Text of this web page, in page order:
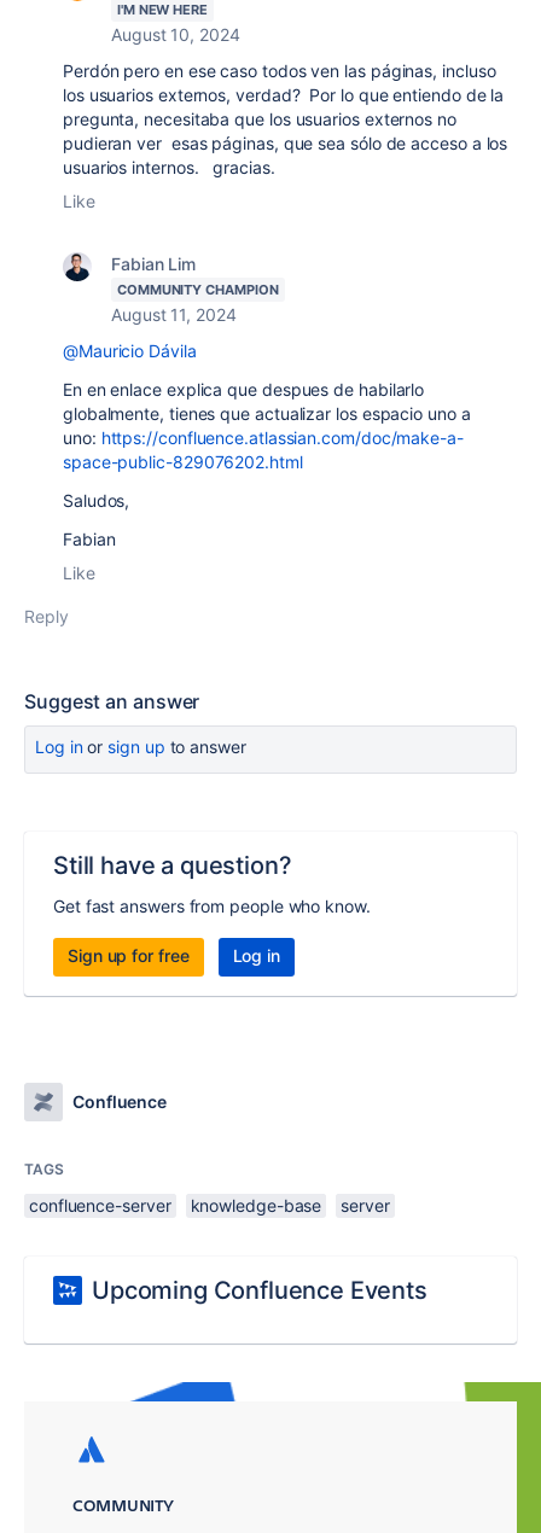
I'M NEW HERE
August 10, 2024
Perdón pero en ese caso todos ven las páginas, incluso
los usuarios externos, verdad? Por lo que entiendo de la
pregunta, necesitaba que los usuarios externos no
pudieran ver esas páginas, que sea sólo de acceso a los
usuarios internos. gracias.
Like
Fabian Lim
COMMUNITY CHAMPION
August 11, 2024
@Mauricio Dávila
En en enlace explica que despues de habilarlo
globalmente, tienes que actualizar los espacio uno a
uno: https://confluence.atlassian.com/doc/make-a-
space-public-829076202.html
Saludos,
Fabian
Like
Reply
Suggest an answer
Log inor sign up to answer
Still have a question?
Get fast answers from people who know.
Sign up for free Log in
Confluence
TAGS
confluence-server knowledge-base server
Upcoming Confluence Events
COMMUNITY